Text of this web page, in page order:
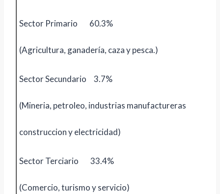
Sector Primario 60.3%
(Agricultura, ganadería, caza y pesca.)
Sector Secundario 3.7%
(Mineria, petroleo, industrias manufactureras
construccion y electricidad)
Sector Terciario 33.4%
(Comercio, turismo y servicio)